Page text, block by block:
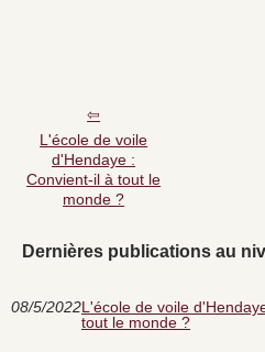
L'école de voile
d'Hendaye :
Convient-il à tout le
monde ?
Dernières publications au
08/5/2022L'école de voile
tout le monde ?